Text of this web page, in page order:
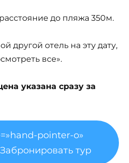
до пляжа 350м.
другой отель на эту дату,
все».
указана сразу за
pointer-o»
тур